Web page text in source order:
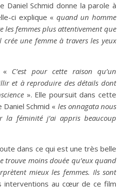
Daniel Schmid donne la parole à
ci explique « quand un homme
les femmes plus attentivement que
une femme à travers les yeux
« C’est pour cette raison qu’un
et à reproduire des détails dont
». Elle poursuit dans cette
Schmid « les onnagata nous
la féminité j’ai appris beaucoup
dans ce qui est une très belle
trouve moins douée qu’eux quand
mieux les femmes. Ils sont
interventions au cœur de ce film